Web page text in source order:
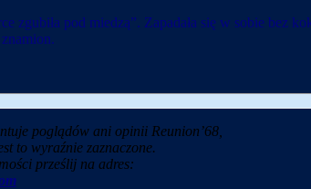
zgubiła pod miedzą”. Zapadała się w sobie bez
poglądów ani opinii Reunion’68,
to wyraźnie zaznaczone.
prześlij na adres: